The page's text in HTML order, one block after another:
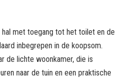
met toegang tot het toilet en de
inbegrepen in de koopsom.
de lichte woonkamer, die is
naar de tuin en een praktische